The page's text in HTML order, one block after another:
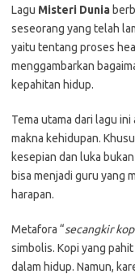
Lagu Misteri Dunia
seseorang yang telah
yaitu tentang proses
menggambarkan
kepahitan hidup.
Tema utama dari lagu
makna kehidupan.
kesepian dan luka
bisa menjadi guru yang
harapan.
Metafora “secangkir
simbolis. Kopi yang
dalam hidup. Namun,